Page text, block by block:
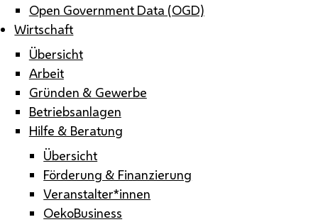
Open Government Data (OGD)
Wirtschaft
Übersicht
Arbeit
Gründen & Gewerbe
Betriebsanlagen
Hilfe & Beratung
Übersicht
Förderung & Finanzierung
Veranstalter*innen
OekoBusiness